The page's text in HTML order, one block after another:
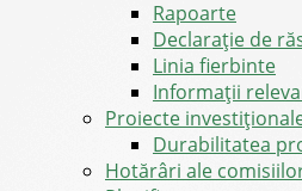
Rapoarte
Declarație de
Linia fierbinte
Informații
Proiecte
Durabilitatea
Hotărâri ale